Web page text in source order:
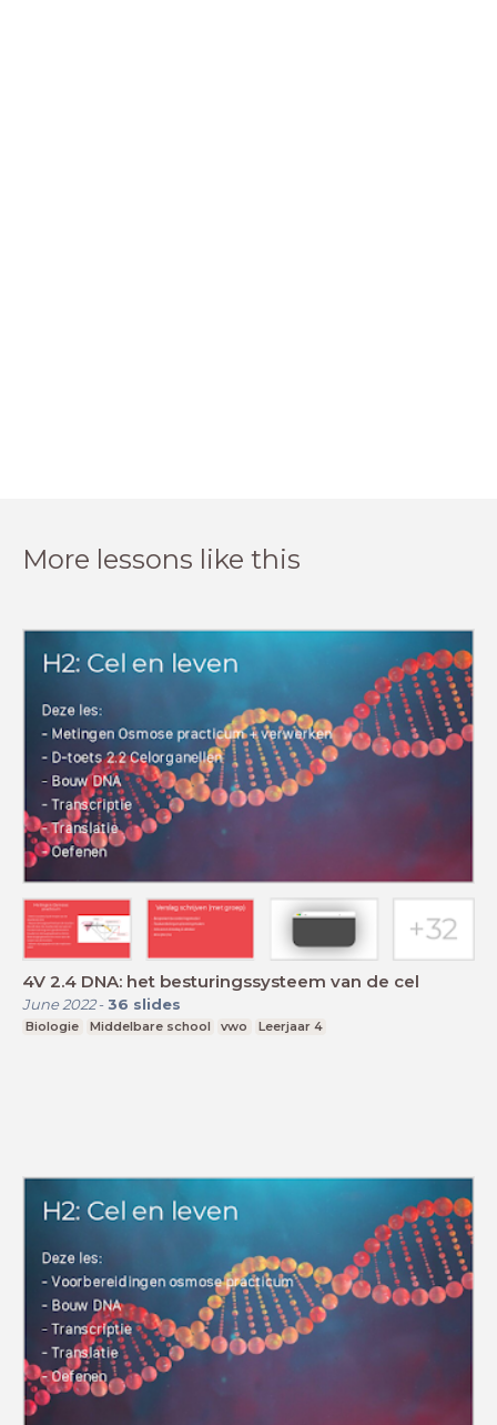
More lessons like this
4V 2.4 DNA: het besturingssysteem van de cel
June 2022- 36 slides
Biologie Middelbare school vwo Leerjaar 4